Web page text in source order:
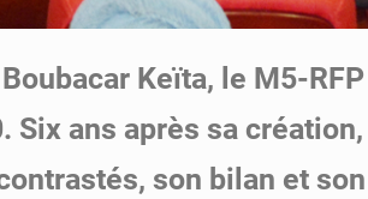
Keïta, le M5-
ans après sa
son bilan et